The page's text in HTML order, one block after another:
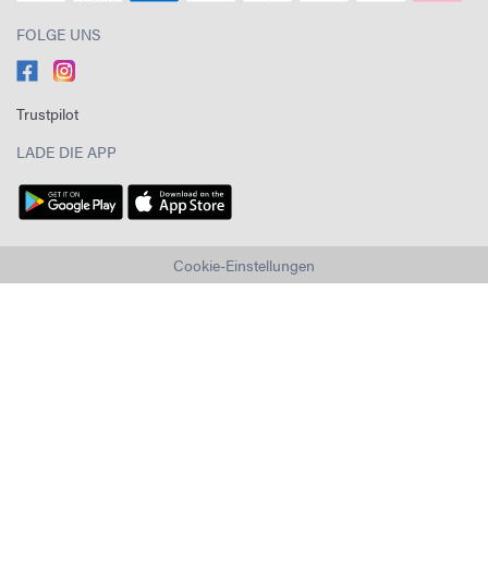
FOLGE UNS
Trustpilot
LADE DIE APP
Cookie-Einstellungen